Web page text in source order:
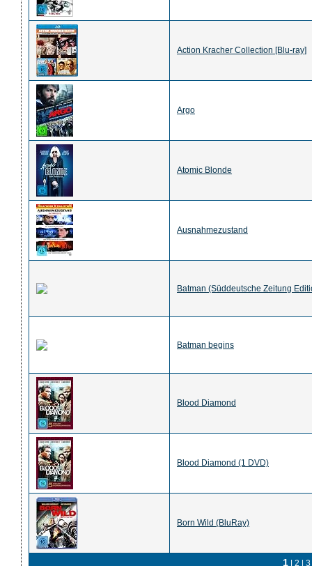
Action Kracher Collection [Blu-ray]
Argo
Atomic Blonde
Ausnahmezustand
Batman (Süddeutsche Zeitung
Batman begins
Blood Diamond
Blood Diamond (1 DVD)
Born Wild (BluRay)
1| 2 3